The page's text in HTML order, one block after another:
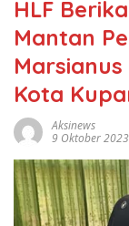
HLF
Mantan
Kota
Aksinews
9 Oktober 2023